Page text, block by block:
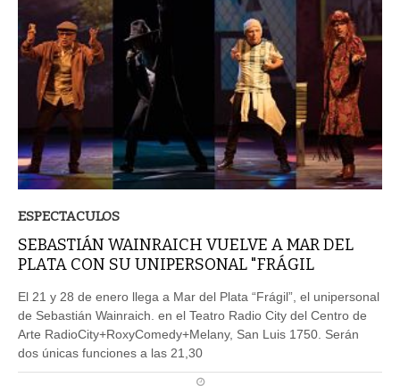
ESPECTACULOS
SEBASTIÁN WAINRAICH VUELVE A MAR DEL
PLATA CON SU UNIPERSONAL "FRÁGIL
El 21 y 28 de enero llega a Mar del Plata “Frágil”, el unipersonal
de Sebastián Wainraich. en el Teatro Radio City del Centro de
Arte RadioCity+RoxyComedy+Melany, San Luis 1750. Serán
dos únicas funciones a las 21,30